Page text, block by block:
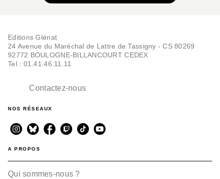
Editions Glénat
24 Avenue du Maréchal de Lattre de Tassigny - CS 80269
92772 BOULOGNE-BILLANCOURT CEDEX
Tel : 01.41.46.11.11
Contactez-nous
NOS RÉSEAUX
A PROPOS
Qui sommes-nous ?